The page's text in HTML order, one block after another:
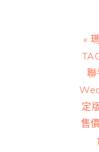
«
聯
定
售